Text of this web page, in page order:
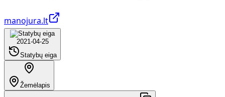
manojura.lt
2021-04-25
Statybų eiga
Žemėlapis